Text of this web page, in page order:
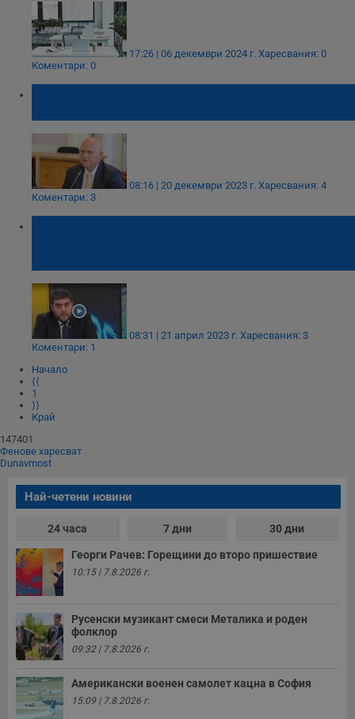
17:26 | 06 декември 2024 г. Харесвания: 0
Коментари: 0
08:16 | 20 декември 2023 г. Харесвания: 4
Коментари: 3
08:31 | 21 април 2023 г. Харесвания: 3
Коментари: 1
Начало
⟨⟨
1
⟩⟩
Край
147401
Фенове харесват
Dunavmost
Най-четени новини
24 часа 7 дни 30 дни
Георги Рачев: Горещини до второ пришествие
10:15 | 7.8.2026 г.
Русенски музикант смеси Металика и роден
фолклор
09:32 | 7.8.2026 г.
Американски военен самолет кацна в София
15:09 | 7.8.2026 г.